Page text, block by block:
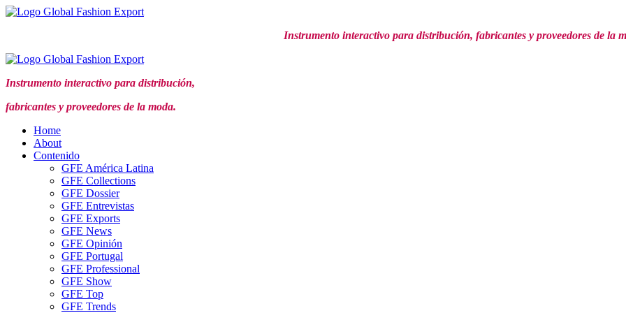
Ir
Instrumento interactivo para distribución, fabricantes y proveedores de la
Instrumento interactivo para distribución,
fabricantes y proveedores de la moda.
Home
About
Contenido
GFE América Latina
GFE Collections
GFE Dossier
GFE Entrevistas
GFE Exports
GFE News
GFE Opinión
GFE Portugal
GFE Professional
GFE Show
GFE Top
GFE Trends